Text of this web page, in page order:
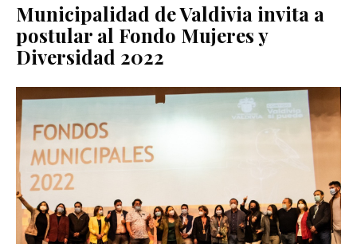
Municipalidad de Valdivia invita a
postular al Fondo Mujeres y
Diversidad 2022